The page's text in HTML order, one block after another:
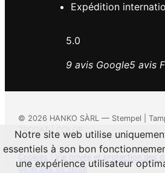
Expédition
5.0
9 avis Google5 avis
© 2026 HANKO SÀRL — Stempel |
TRODAT | COLOP
Cookies Vie privée et protection des
générales de vente
Notre site web utilise
essentiels à son bon
une expérience utilisateur